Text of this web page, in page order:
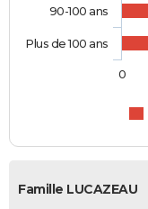
90-100 ans
Plus de 100 ans
0
Famille LUCAZEAU